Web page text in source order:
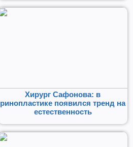
Хирург Сафонова: в
ринопластике появился тренд на
естественность